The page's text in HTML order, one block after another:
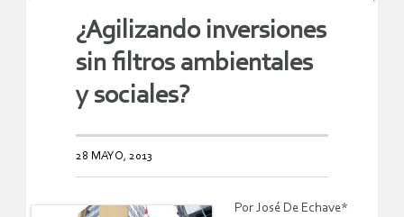
¿Agilizando inversiones
sin filtros ambientales
y sociales?
28 MAYO, 2013
Por José De Echave*